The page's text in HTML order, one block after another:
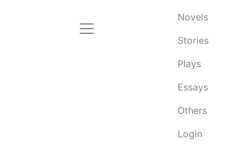
Novels
Stories
Plays
Essays
Others
Login